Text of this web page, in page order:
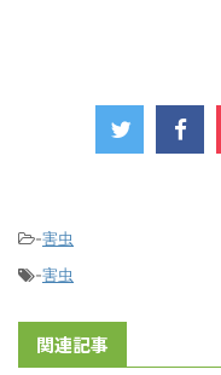
-害虫
-害虫
関連記事